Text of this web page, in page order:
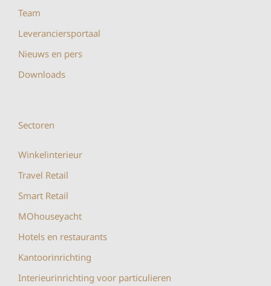
Team
Leveranciersportaal
Nieuws en pers
Downloads
Sectoren
Winkelinterieur
Travel Retail
Smart Retail
MOhouseyacht
Hotels en restaurants
Kantoorinrichting
Interieurinrichting voor particulieren